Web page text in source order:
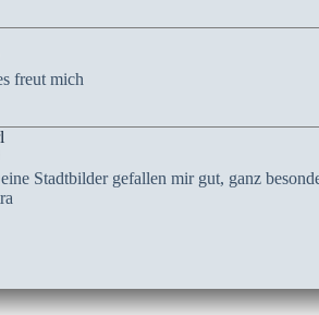
freut mich
Stadtbilder gefallen mir gut, ganz